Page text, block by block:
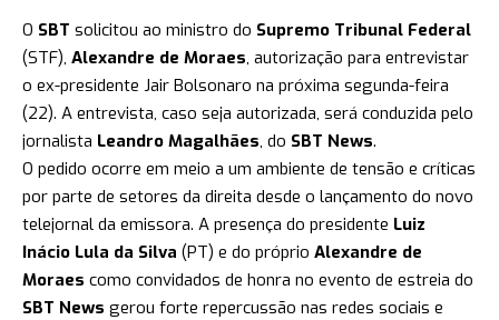
O SBT solicitou ao ministro do Supremo Tribunal Federal
(STF), Alexandre de Moraes, autorização para entrevistar
o ex-presidente Jair Bolsonaro na próxima segunda-feira
(22). A entrevista, caso seja autorizada, será conduzida pelo
jornalista Leandro Magalhães, do SBT News.
O pedido ocorre em meio a um ambiente de tensão e críticas
por parte de setores da direita desde o lançamento do novo
telejornal da emissora. A presença do presidente Luiz
Inácio Lula da Silva (PT) e do próprio Alexandre de
Moraes como convidados de honra no evento de estreia do
SBT News gerou forte repercussão nas redes sociais e